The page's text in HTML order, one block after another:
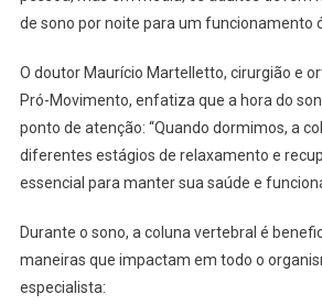
de sono por noite para um funcionamento
O doutor Maurício Martelletto, cirurgião e
Pró-Movimento, enfatiza que a hora do
ponto de atenção: “Quando dormimos, a
diferentes estágios de relaxamento e
essencial para manter sua saúde e
Durante o sono, a coluna vertebral é
maneiras que impactam em todo o
especialista: